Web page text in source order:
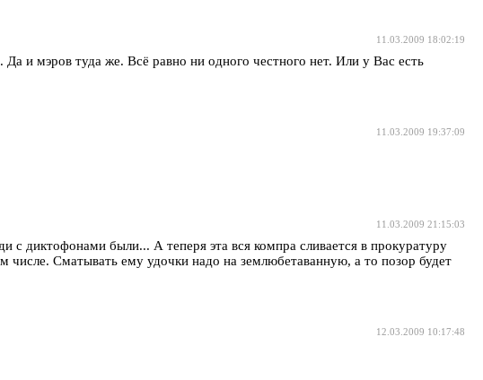
11.03.2009 18:02:19
и мэров туда же. Всё равно ни одного честного нет. Или у Вас есть
11.03.2009 19:37:09
11.03.2009 21:15:03
с диктофонами были... А теперя эта вся компра сливается в прокуратуру
числе. Сматывать ему удочки надо на землюбетаванную, а то позор будет
12.03.2009 10:17:48